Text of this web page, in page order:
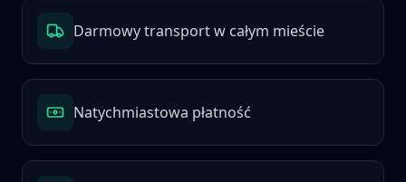
Darmowy transport w całym mieście
Natychmiastowa płatność